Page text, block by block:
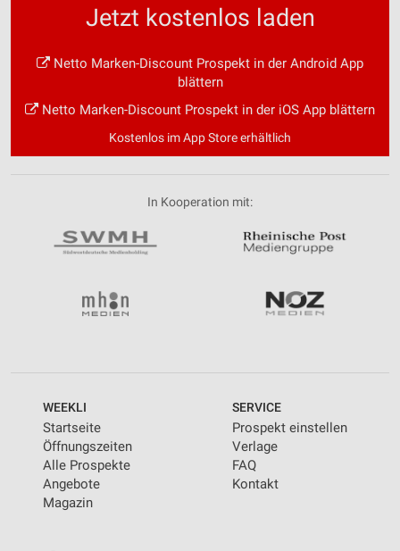
Jetzt kostenlos laden
Netto Marken-Discount Prospekt in der Android App
blättern
Netto Marken-Discount Prospekt in der iOS App blättern
Kostenlos im App Store erhältlich
In Kooperation mit:
WEEKLI
Startseite
Öffnungszeiten
Alle Prospekte
Angebote
Magazin
SERVICE
Prospekt einstellen
Verlage
FAQ
Kontakt